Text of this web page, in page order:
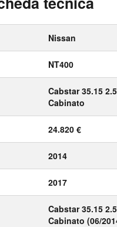
Nissan
NT400
Cabstar 35.15
Cabinato
24.820 €
2014
2017
Cabstar 35.15
Cabinato (06/